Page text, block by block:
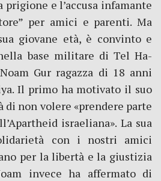
e l’accusa infamante
per amici e parenti. Ma
giovane età, è convinto e
base militare di Tel Ha-
Gur ragazza di 18 anni
Il primo ha motivato il suo
non volere «prendere parte
israeliana». La sua
con i nostri amici
per la libertà e la giustizia
invece ha affermato di